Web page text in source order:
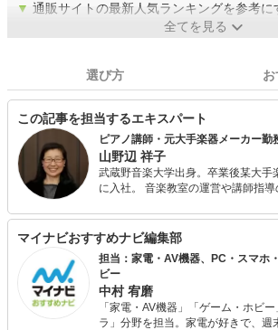
▼ 通販サイトの最新人気ランキングを参考に
全てを見る
選び方
この記事を担当するエキスパート
ピアノ講師・元大手楽器メーカー勤
山野辺 祥子
武蔵野音楽大学出身。卒業後某大手
に入社。 音楽教室の運営や講師指導のサポート、店舗接
て全国を飛び回る。また、出版部に
譜情報誌編集の経験も。 現在はピアノ講師のかたわらフリ
ーランスライター、校正者として活
は3児の母。
マイナビおすすめナビ編集部
担当：家電・AV機器、PC・スマホ
ビー
中村 宥磨
「家電・AV機器」「ゲーム・ホビ
ラ」分野を担当。家電が好きで、週